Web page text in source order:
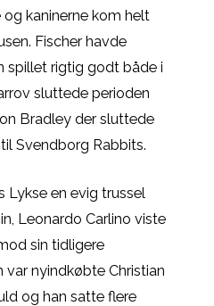
kaninerne kom helt
Fischer havde
spillet rigtig godt både i
sluttede perioden
Bradley der sluttede
Svendborg Rabbits.
Lykse en evig trussel
Leonardo Carlino viste
sin tidligere
var nyindkøbte Christian
og han satte flere